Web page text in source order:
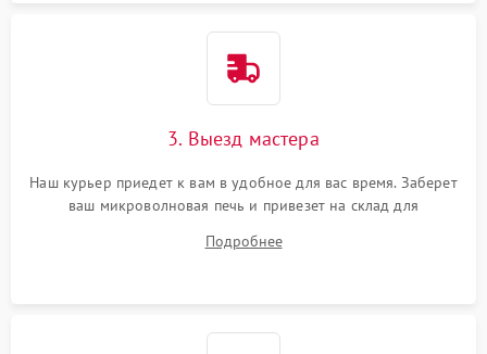
3. Выезд мастера
Наш курьер приедет к вам в удобное для вас время. Заберет
ваш микроволновая печь и привезет на склад для
Подробнее